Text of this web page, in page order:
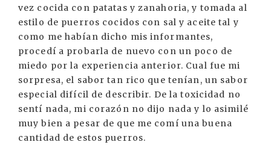
vez cocida con patatas y zanahoria, y tomada al
estilo de puerros cocidos con sal y aceite tal y
como me habían dicho mis informantes,
procedí a probarla de nuevo con un poco de
miedo por la experiencia anterior. Cual fue mi
sorpresa, el sabor tan rico que tenían, un sabor
especial difícil de describir. De la toxicidad no
sentí nada, mi corazón no dijo nada y lo asimilé
muy bien a pesar de que me comí una buena
cantidad de estos puerros.